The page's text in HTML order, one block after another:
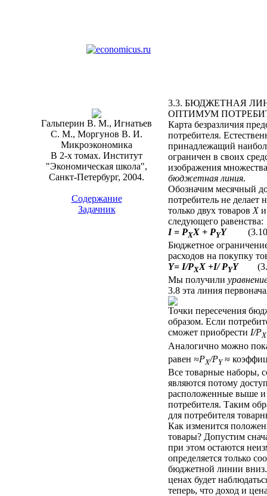
Гальперин В. М., Игнатьев
С. М., Моргунов В. И.
Микроэкономика
В 2-х томах. Институт
"Экономическая школа",
Санкт-Петербург, 2004.
Содержание
Задачник
3.3. БЮДЖЕТНАЯ
ОПТИМУМ
Карта безразличия
потребителя.
принадлежащий
ограничен в своих
изображения
бюджетная линия.
Обозначим месячный
потребитель не делает
только двух товаров X
следующего равенства:
I = PXX + PYY
Бюджетное
расходов на покупку
Y= I/РXХ +I/ PYY
Мы получили
3.8 эта линия
Точки пересечения
образом. Если
сможет приобрести I/PX
Аналогично можно
равен ≈РX/РY≈
Все товарные наборы,
являются потому
расположенные выше и
потребителя. Таким
для потребителя
Как изменится
товары? Допустим
при этом остаются
определяется только
бюджетной линии
ценах будет
теперь, что доход и